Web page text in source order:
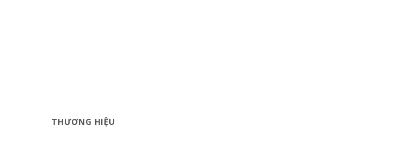
THƯƠNG HIỆU